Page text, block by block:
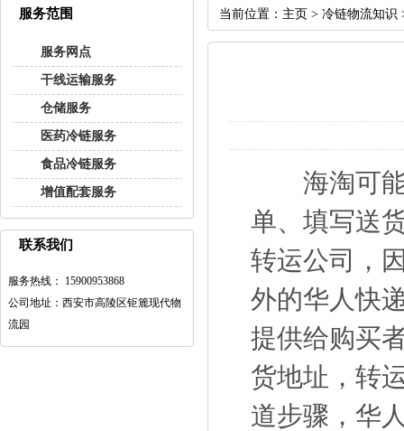
服务范围
服务网点
干线运输服务
仓储服务
医药冷链服务
食品冷链服务
增值配套服务
联系我们
服务热线： 15900953868
公司地址：西安市高陵区钜簏现代物
流园
当前位置： 主页 > 冷链物流知识
海淘可能
单、填写送
转运公司，
外的华人快
提供给购买
货地址，转
道步骤，华